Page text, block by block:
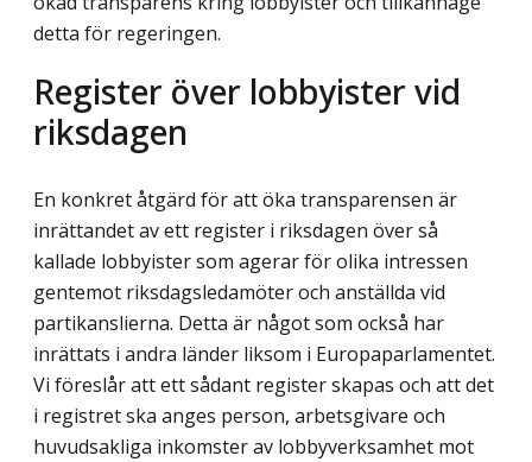
detta för regeringen.
Register över lobbyister vid
riksdagen
En konkret åtgärd för att öka transparensen är
inrättandet av ett register i riksdagen över så
kallade lobbyister som agerar för olika intressen
gentemot riksdagsledamöter och anställda vid
partikanslierna. Detta är något som också har
inrättats i andra länder liksom i Europaparlamentet.
Vi föreslår att ett sådant register skapas och att det
i registret ska anges person, arbetsgivare och
huvudsakliga inkomster av lobbyverksamhet mot